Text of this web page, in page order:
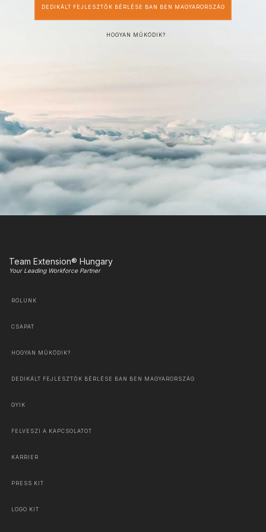
DEDIKÁLT FEJLESZTŐK BÉRLÉSE BAN BEN MAGYARORSZÁG
HOGYAN MŰKÖDIK?
Team Extension® Hungary
Your Leading Workforce Partner
RÓLUNK
CSAPAT
HOGYAN MŰKÖDIK?
DEDIKÁLT FEJLESZTŐK BÉRLÉSE BAN BEN MAGYARORSZÁG
GYIK
FELVESZI A KAPCSOLATOT
KARRIER
PRESS KIT
LOGO KIT